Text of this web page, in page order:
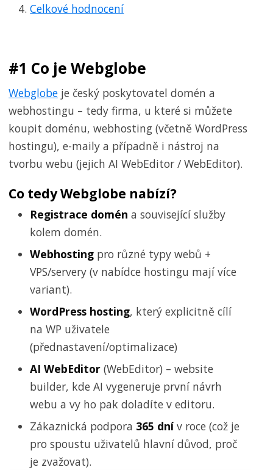
Celkové hodnocení
#1 Co je Webglobe
Webglobe je český poskytovatel domén a
webhostingu – tedy firma, u které si můžete
koupit doménu, webhosting (včetně WordPress
hostingu), e-maily a případně i nástroj na
tvorbu webu (jejich AI WebEditor / WebEditor).
Co tedy Webglobe nabízí?
Registrace domén a související služby
kolem domén.
Webhosting pro různé typy webů +
VPS/servery (v nabídce hostingu mají více
variant).
WordPress hosting, který explicitně cílí
na WP uživatele
(přednastavení/optimalizace)
AI WebEditor (WebEditor) – website
builder, kde AI vygeneruje první návrh
webu a vy ho pak doladíte v editoru.
Zákaznická podpora 365 dnív roce (což je
pro spoustu uživatelů hlavní důvod, proč
je zvažovat).